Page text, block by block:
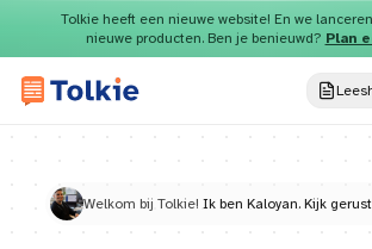
Direct naar inhoud
Tolkie heeft een nieuwe website! En we
nieuwe producten. Ben je benieuwd? Plan
Welkom bij Tolkie! Ik ben Kaloyan. Kijk